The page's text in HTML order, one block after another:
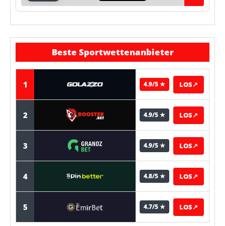
Beste Sportwettenanbieter
1 4.9/5 ★ LOS↗
2 4.9/5 ★ LOS↗
3 4.9/5 ★ LOS↗
4 4.8/5 ★ LOS↗
5 4.7/5 ★ LOS↗